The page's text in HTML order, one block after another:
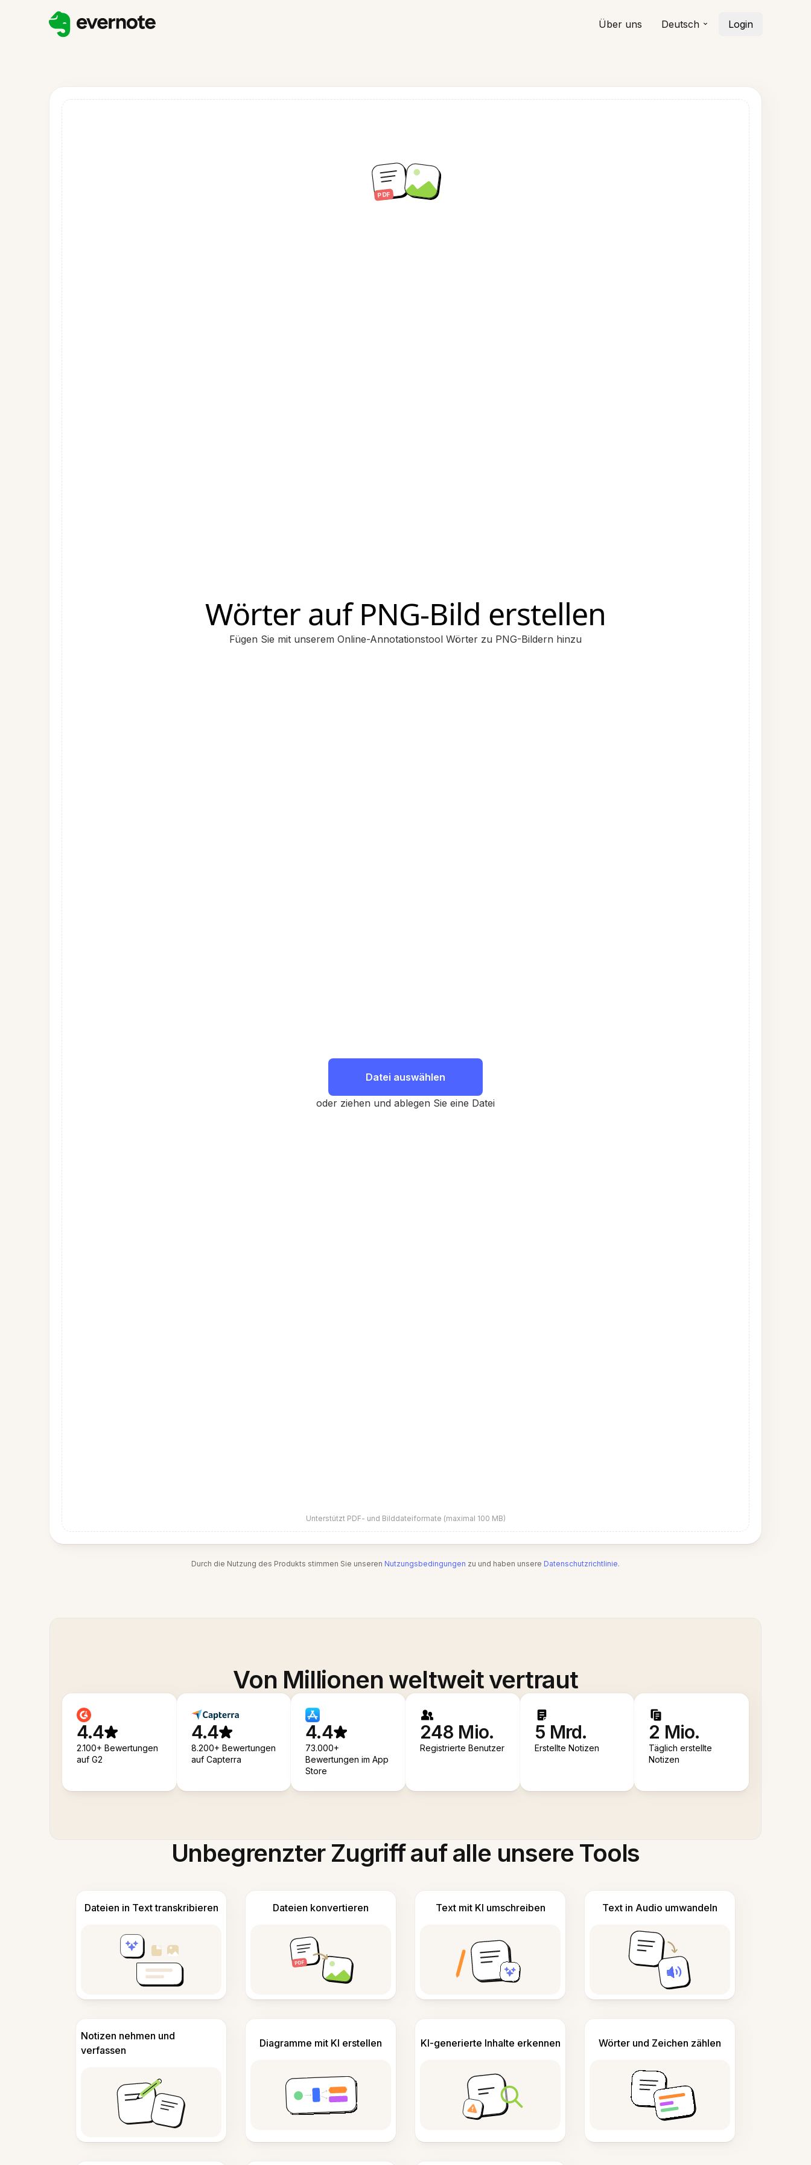
Über uns Deutsch Login
Wörter auf PNG-Bild erstellen
Fügen Sie mit unserem Online-Annotationstool Wörter zu PNG-Bildern hinzu
Datei auswählen
oder ziehen und ablegen Sie eine Datei
Unterstützt PDF- und Bilddateiformate (maximal 100 MB)
Durch die Nutzung des Produkts stimmen Sie unseren Nutzungsbedingungen zu und haben unsere Datenschutzrichtlinie.
Von Millionen weltweit vertraut
4.4
2.100+ Bewertungen
auf G2
4.4
8.200+ Bewertungen
auf Capterra
4.4
73.000+
Bewertungen im App
Store
248 Mio.
Registrierte Benutzer
5 Mrd.
Erstellte Notizen
2 Mio.
Täglich erstellte
Notizen
Unbegrenzter Zugriff auf alle unsere Tools
Dateien in Text transkribieren Dateien konvertieren Text mit KI umschreiben Text in Audio umwandeln
Notizen nehmen und
verfassen
Diagramme mit KI erstellen KI-generierte Inhalte erkennen Wörter und Zeichen zählen